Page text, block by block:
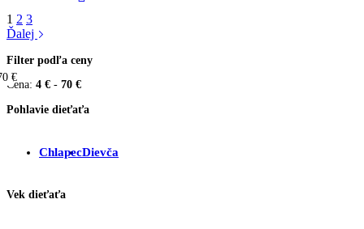
1 2 3
Ďalej
Filter podľa ceny
4 €€
Cena: 4 € - 70 €
Pohlavie dieťaťa
ChlapecDievča
Vek dieťaťa